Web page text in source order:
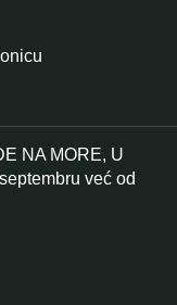
NA MORE, U
već od